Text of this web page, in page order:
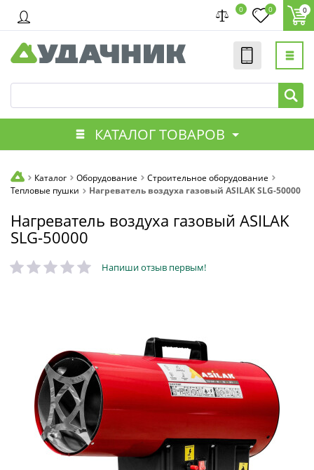
0 0 0
КАТАЛОГ ТОВАРОВ
Каталог Оборудование
Строительное оборудование
Тепловые пушки
Нагреватель воздуха газовый ASILAK SLG-50000
Нагреватель воздуха газовый ASILAK
SLG-50000
Напиши отзыв первым!